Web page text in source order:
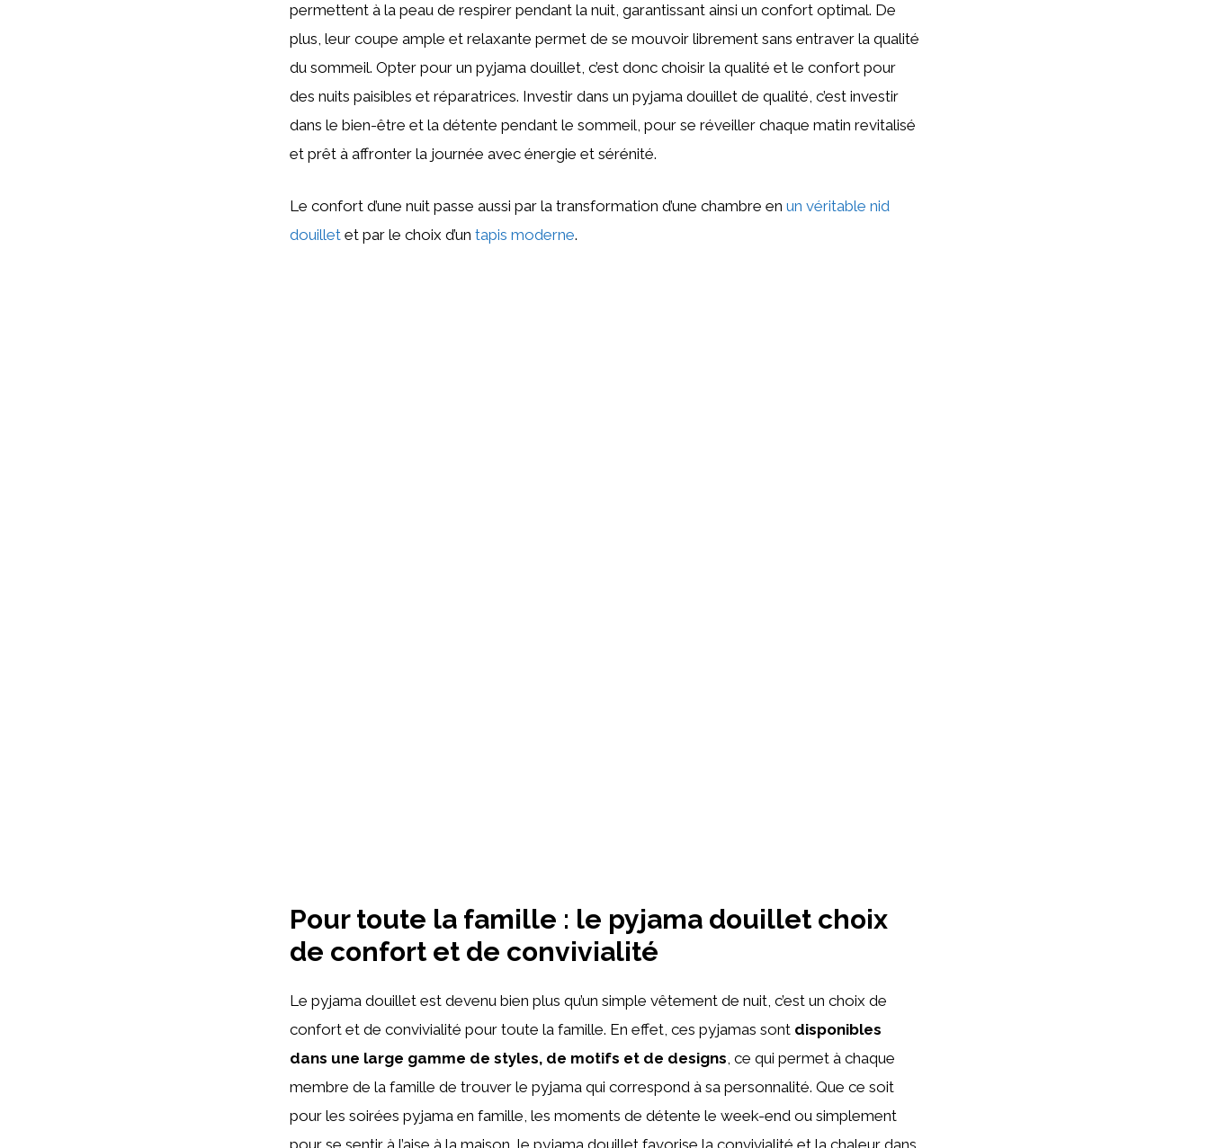
permettent à la peau de respirer pendant la nuit, garantissant ainsi un confort optimal. De
plus, leur coupe ample et relaxante permet de se mouvoir librement sans entraver la qualité
du sommeil. Opter pour un pyjama douillet, c’est donc choisir la qualité et le confort pour
des nuits paisibles et réparatrices. Investir dans un pyjama douillet de qualité, c’est investir
dans le bien-être et la détente pendant le sommeil, pour se réveiller chaque matin revitalisé
et prêt à affronter la journée avec énergie et sérénité.
Le confort d’une nuit passe aussi par la transformation d’une chambre en un véritable nid
douillet et par le choix d’un tapis moderne.
Pour toute la famille : le pyjama douillet choix
de confort et de convivialité
Le pyjama douillet est devenu bien plus qu’un simple vêtement de nuit, c’est un choix de
confort et de convivialité pour toute la famille. En effet, ces pyjamas sont disponibles
dans une large gamme de styles, de motifs et de designs , ce qui permet à chaque
membre de la famille de trouver le pyjama qui correspond à sa personnalité. Que ce soit
pour les soirées pyjama en famille, les moments de détente le week-end ou simplement
pour se sentir à l’aise à la maison, le pyjama douillet favorise la convivialité et la chaleur dans